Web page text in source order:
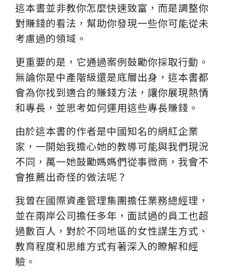
這本書並非教你怎麼快速致富，而是調整你
對賺錢的看法，幫助你發現一些你可能從未
考慮過的領域。
更重要的是，它通過案例鼓勵你採取行動。
無論你是中產階級還是底層出身，這本書都
會為你找到適合的賺錢方法，讓你展現熱情
和專長，並思考如何運用這些專長賺錢。
由於這本書的作者是中國知名的網紅企業
家，一開始我擔心她的教導可能與我們現況
不同，萬一她鼓勵媽媽們從事微商，我會不
會推薦出奇怪的做法呢？
我曾在國際資產管理集團擔任業務總經理，
並在兩岸公司擔任多年，面試過的員工也超
過數百人，對於不同地區的女性謀生方式、
教育程度和思維方式有著深入的瞭解和經
驗。